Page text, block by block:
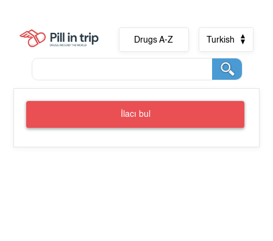
Drugs A-Z Turkish
İlacı bul